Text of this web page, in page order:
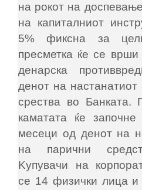
на рокот на
на капиталниот
5% фиксна за
пресметка ќе се
денарска
денот на
срества во Банката.
каматата ќе
месеци од денот на
на парични
Kупувачи на
се 14 физички лица